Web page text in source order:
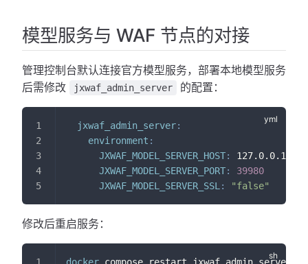
模型服务与 WAF 节点的对接
管理控制台默认连接官方模型服务，部署本地模型服务
后需修改
jxwaf_admin_server 的配置：
jxwaf_admin_server:
environment :
JXWAF_MODEL_SERVER_HOST:
JXWAF_MODEL_SERVER_PORT:
39980
JXWAF_MODEL_SERVER_SSL : "false"
修改后重启服务：